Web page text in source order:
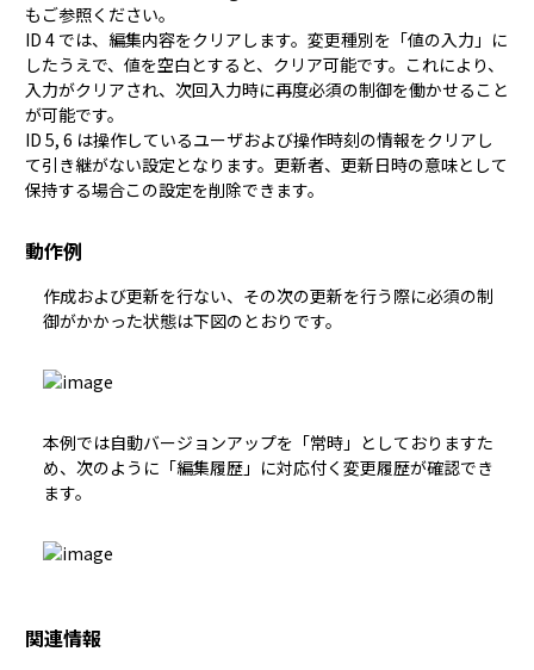
もご参照ください。
ID 4 では、編集内容をクリアします。変更種別を「値の入力」に
したうえで、値を空白とすると、クリア可能です。これにより、
入力がクリアされ、次回入力時に再度必須の制御を働かせること
が可能です。
ID 5, 6 は操作しているユーザおよび操作時刻の情報をクリアし
て引き継がない設定となります。更新者、更新日時の意味として
保持する場合この設定を削除できます。
動作例
作成および更新を行ない、その次の更新を行う際に必須の制
御がかかった状態は下図のとおりです。
本例では自動バージョンアップを「常時」としておりますた
め、次のように「編集履歴」に対応付く 変更履歴が確認でき
ます。
関連情報